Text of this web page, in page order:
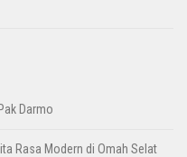
Darmo
Rasa Modern di Omah Selat